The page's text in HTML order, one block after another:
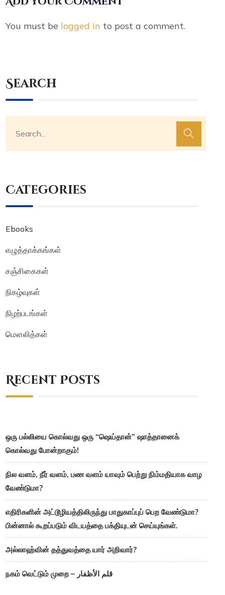
You must be logged in to post a comment.
Search
Categories
Ebooks
எழுத்தாக்கங்கள்
சஞ்சிகைகள்
நிகழ்வுகள்
நிழற்படங்கள்
மௌலித்கள்
Recent Posts
ஒரு பல்லியை கொல்வது ஒரு “ஷெய்தான்” ஷாத்தானைக்
கொல்வது போன்றாகும்!
நில வளம், நீர் வளம், பண வளம் யாவும் பெற்று நிம்மதியாக வாழ
வேண்டுமா?
எதிரிகளின் அட்டூழியத்திலிருந்து பாதுகாப்புப் பெற வேண்டுமா?
பின்னால் கூறப்படும் விடயத்தை பக்தியுடன் செய்யுங்கள்.
அல்லாஹ்வின் தத்துவத்தை யார் அறிவார்?
நகம் வெட்டும் முறை – قلم الأظفار